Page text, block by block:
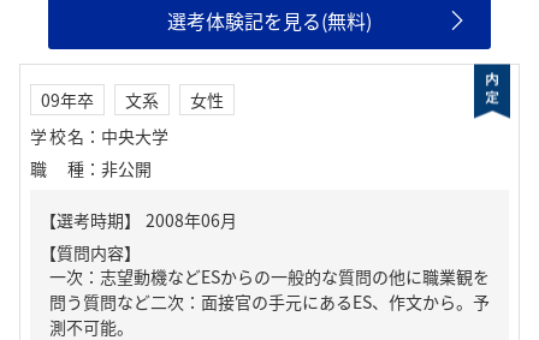
選考体験記を見る(無料)
09年卒 文系
女性
学校名 ： 中央大学
職種 ： 非公開
【質問内容】
一次：志望動機などESからの一般的な質問の他に職業観を
問う質問など二次：面接官の手元にあるES、作文から。予
測不可能。